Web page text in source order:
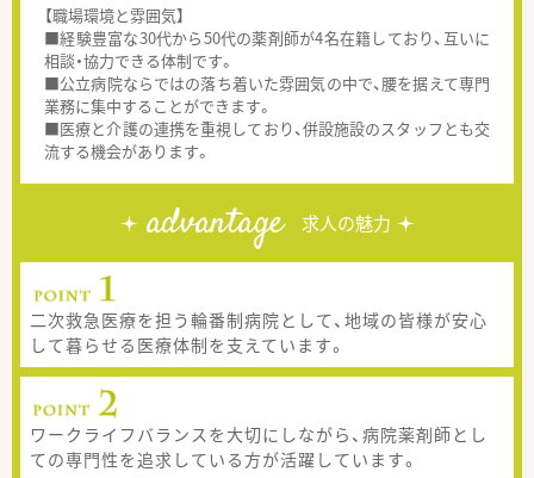
【職場環境と雰囲気】
■経験豊富な30代から50代の薬剤師が4名在籍しており、互いに
相談・協力できる体制です。
■公立病院ならではの落ち着いた雰囲気の中で、腰を据えて専門
業務に集中することができます。
■医療と介護の連携を重視しており、併設施設のスタッフとも交
流する機会があります。
advantage 求人の魅力
二次救急医療を担う輪番制病院として、地域の皆様が安心
して暮らせる医療体制を支えています。
ワークライフバランスを大切にしながら、病院薬剤師とし
ての専門性を追求している方が活躍しています。